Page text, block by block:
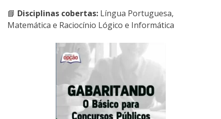
📘 Disciplinas cobertas: Língua Portuguesa,
Matemática e Raciocínio Lógico e Informática